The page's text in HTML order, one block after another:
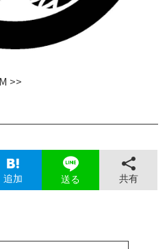
>>
追加 送る 共有